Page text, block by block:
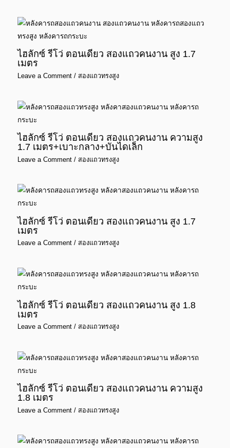
ไฮลักซ์ รีโว่ ตอนเดียว สองแถวคนงาน สูง 1.7
เมตร
Leave a Comment /สองแถวทรงสูง
ไฮลักซ์ รีโว่ ตอนเดียว สองแถวคนงาน ความสูง
1.7 เมตร+เบาะกลาง+บันไดเล็ก
Leave a Comment /สองแถวทรงสูง
ไฮลักซ์ รีโว่ ตอนเดียว สองแถวคนงาน สูง 1.7
เมตร
Leave a Comment /สองแถวทรงสูง
ไฮลักซ์ รีโว่ ตอนเดียว สองแถวคนงาน สูง 1.8
เมตร
Leave a Comment /สองแถวทรงสูง
ไฮลักซ์ รีโว่ ตอนเดียว สองแถวคนงาน ความสูง
1.8 เมตร
Leave a Comment /สองแถวทรงสูง